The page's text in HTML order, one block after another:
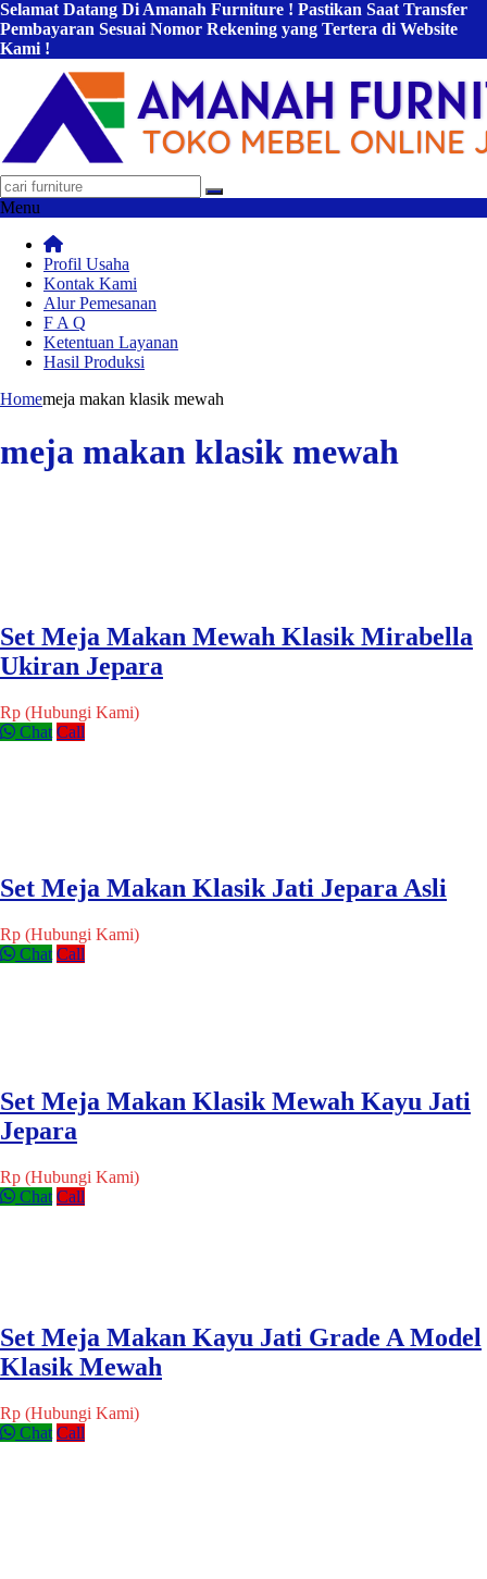
Selamat Datang Di Amanah Furniture ! Pastikan Saat Transfer
Pembayaran Sesuai Nomor Rekening yang Tertera di Website
Kami !
Menu
Profil Usaha
Kontak Kami
Alur Pemesanan
F A Q
Ketentuan Layanan
Hasil Produksi
Homemeja makan klasik mewah
meja makan klasik mewah
Set Meja Makan Mewah Klasik Mirabella
Ukiran Jepara
Rp (Hubungi Kami)
Chat Call
Set Meja Makan Klasik Jati Jepara Asli
Rp (Hubungi Kami)
Chat Call
Set Meja Makan Klasik Mewah Kayu Jati
Jepara
Rp (Hubungi Kami)
Chat Call
Set Meja Makan Kayu Jati Grade A Model
Klasik Mewah
Rp (Hubungi Kami)
Chat Call